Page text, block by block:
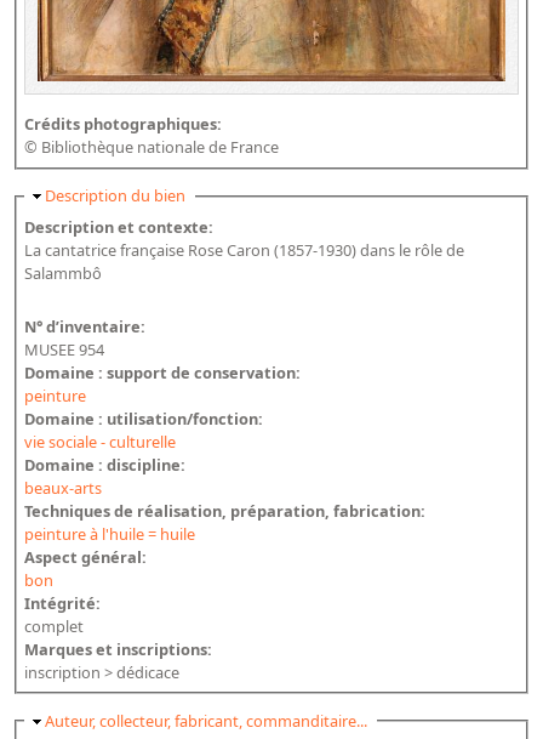
Crédits photographiques:
© Bibliothèque nationale de France
Masquer
Description du bien
Description et contexte:
La cantatrice française Rose Caron (1857-1930) dans le rôle de
Salammbô
N° d’inventaire:
MUSEE 954
Domaine : support de conservation:
peinture
Domaine : utilisation/fonction:
vie sociale - culturelle
Domaine : discipline:
beaux-arts
Techniques de réalisation, préparation, fabrication:
peinture à l'huile = huile
Aspect général:
bon
Intégrité:
complet
Marques et inscriptions:
inscription > dédicace
Masquer
Auteur, collecteur, fabricant, commanditaire...